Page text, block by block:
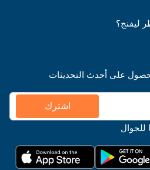
ليفنج؟
على أحدث التحديثات
اشترك
للجوال